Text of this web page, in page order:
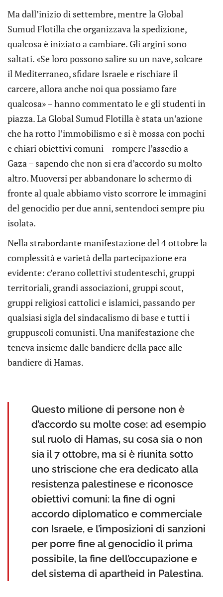
Ma dall’inizio di settembre, mentre la Global
Sumud Flotilla che organizzava la spedizione,
qualcosa è iniziato a cambiare. Gli argini sono
saltati. «Se loro possono salire su un nave, solcare
il Mediterraneo, sfidare Israele e rischiare il
carcere, allora anche noi qua possiamo fare
qualcosa» – hanno commentato le e gli studenti in
piazza. La Global Sumud Flotilla è stata un’azione
che ha rotto l’immobilismo e si è mossa con pochi
e chiari obiettivi comuni – rompere l’assedio a
Gaza – sapendo che non si era d’accordo su molto
altro. Muoversi per abbandonare lo schermo di
fronte al quale abbiamo visto scorrore le immagini
del genocidio per due anni, sentendoci sempre piu
isolatə.
Nella strabordante manifestazione del 4 ottobre la
complessità e varietà della partecipazione era
evidente: c’erano collettivi studenteschi, gruppi
territoriali, grandi associazioni, gruppi scout,
gruppi religiosi cattolici e islamici, passando per
qualsiasi sigla del sindacalismo di base e tutti i
gruppuscoli comunisti. Una manifestazione che
teneva insieme dalle bandiere della pace alle
bandiere di Hamas.
Questo milione di persone non è
d’accordo su molte cose: ad esempio
sul ruolo di Hamas, su cosa sia o non
sia il 7 ottobre, ma si è riunita sotto
uno striscione che era dedicato alla
resistenza palestinese e riconosce
obiettivi comuni: la fine di ogni
accordo diplomatico e commerciale
con Israele, e l’imposizioni di sanzioni
per porre fine al genocidio il prima
possibile, la fine dell’occupazione e
del sistema di apartheid in Palestina.